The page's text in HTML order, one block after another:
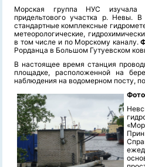
Морская группа НУС
придельтового участка р. Невы.
стандартные комплексные
метеорологические,
в том числе и по Морскому каналу.
Рорданца в Большом Гутуевском
В настоящее время станция
площадке, расположенной на
наблюдения на водомерном посту,